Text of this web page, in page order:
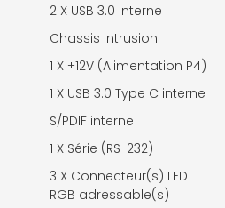
2 X USB 3.0 interne
Chassis intrusion
1 X +12V (Alimentation P4)
1 X USB 3.0 Type C interne
S/PDIF interne
1 X Série (RS-232)
3 X Connecteur(s) LED
RGB adressable(s)